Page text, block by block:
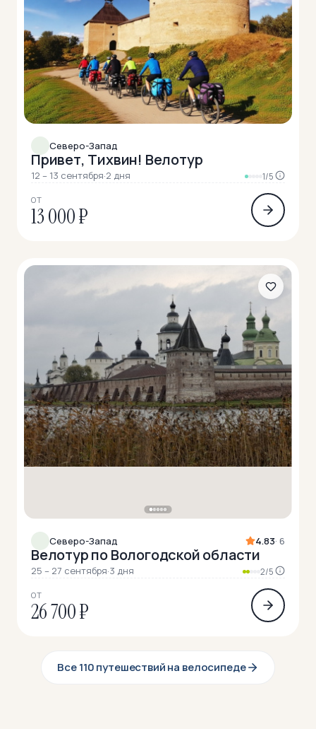
Северо-Запад
Привет, Тихвин! Велотур
12 – 13 сентября·2 дня 1/5
ОТ
13 000 ₽
Северо-Запад 4.83· 6
Велотур по Вологодской области
25 – 27 сентября·3 дня 2/5
ОТ
26 700 ₽
Все 110 путешествий на велосипеде